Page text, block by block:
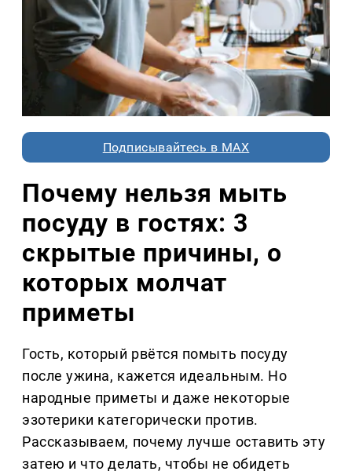
Подписывайтесь в MAX
Почему нельзя мыть
посуду в гостях: 3
скрытые причины, о
которых молчат
приметы
Гость, который рвётся помыть посуду
после ужина, кажется идеальным. Но
народные приметы и даже некоторые
эзотерики категорически против.
Рассказываем, почему лучше оставить эту
затею и что делать, чтобы не обидеть